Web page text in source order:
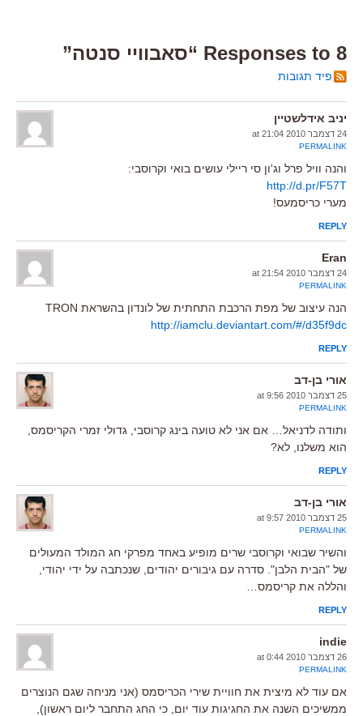
8 Responses to “סאבוויי סנטה”
פיד תגובות
יניב אידלשטיין
24 דצמבר 2010 at 21:04
PERMALINK
והנה וויל פרל וג'ון סי ריילי עושים בואי וקרוסבי:
http://d.pr/F57T
מערי כריסמעס!
REPLY
Eran
24 דצמבר 2010 at 21:54
PERMALINK
הנה עיצוב של מפת הרכבת התחתית של לונדון בהשראת TRON
http://iamclu.deviantart.com/#/d35f9dc
REPLY
אורי בן-דב
25 דצמבר 2010 at 9:56
PERMALINK
ותודה לדניאל… אם אני לא טועה בינג קרוסבי, גדולי זמרי הקריסמס,
הוא משלנו, לא?
REPLY
אורי בן-דב
25 דצמבר 2010 at 9:57
PERMALINK
והשיר שבואי וקרוסבי שרים מופיע באחד מפרקי חג המולד המעולים
של "הבית הלבן". סדרה עם גיבורים יהודים, שנכתבה על ידי יהודי,
והללה את קריסמס…
REPLY
indie
26 דצמבר 2010 at 0:44
PERMALINK
אם עוד לא מיצית את חוויית שירי הכריסמס (אני מניחה שגם הנוצרים
ממשיכים השנה את החגיגות עוד יום, כי החג התחבר ליום ראשון),